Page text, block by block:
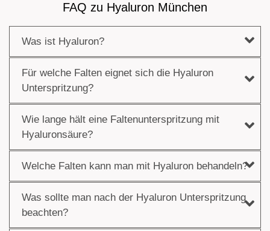
FAQ zu Hyaluron München
Was ist Hyaluron?
Für welche Falten eignet sich die Hyaluron
Unterspritzung?
Wie lange hält eine Faltenunterspritzung mit
Hyaluronsäure?
Welche Falten kann man mit Hyaluron behandeln?
Was sollte man nach der Hyaluron Unterspritzung
beachten?